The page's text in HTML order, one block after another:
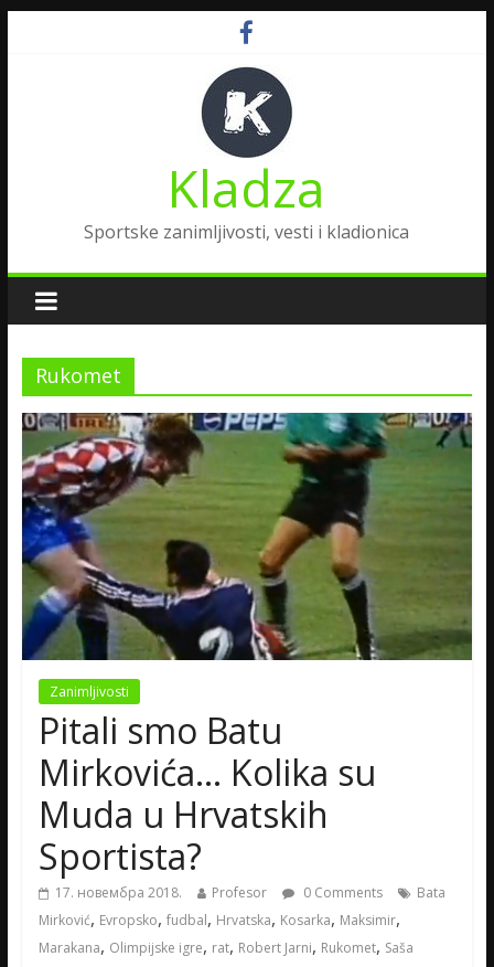
Kladza
Sportske zanimljivosti, vesti i kladionica
Rukomet
Zanimljivosti
Pitali smo Batu
Mirkovića… Kolika su
Muda u Hrvatskih
Sportista?
17. новембра 2018. Profesor 0 Comments
Bata
Mirković, Evropsko, fudbal, Hrvatska, Kosarka, Maksimir,
Marakana, Olimpijske igre, rat, Robert Jarni, Rukomet, Saša